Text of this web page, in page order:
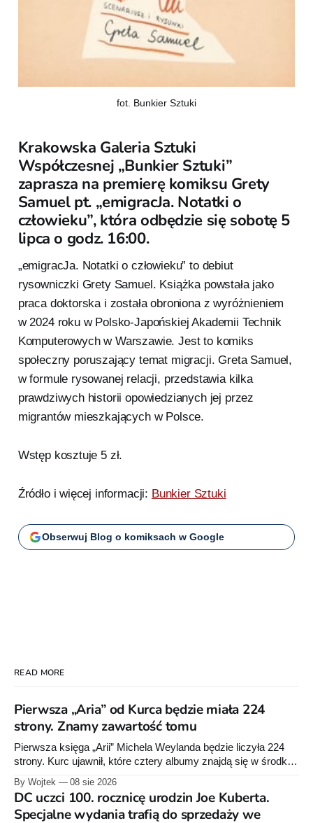
fot. Bunkier Sztuki
Krakowska Galeria Sztuki
Współczesnej „Bunkier Sztuki”
zaprasza na premierę komiksu Grety
Samuel pt. „emigracJa. Notatki o
człowieku”, która odbędzie się sobotę 5
lipca o godz. 16:00.
„emigracJa. Notatki o człowieku” to debiut
rysowniczki Grety Samuel. Książka powstała jako
praca doktorska i została obroniona z wyróżnieniem
w 2024 roku w Polsko-Japońskiej Akademii Technik
Komputerowych w Warszawie. Jest to komiks
społeczny poruszający temat migracji. Greta Samuel,
w formule rysowanej relacji, przedstawia kilka
prawdziwych historii opowiedzianych jej przez
migrantów mieszkających w Polsce.
Wstęp kosztuje 5 zł.
Źródło i więcej informacji: Bunkier Sztuki
Obserwuj Blog o komiksach w Google
READ MORE
Pierwsza „Aria” od Kurca będzie miała 224
strony. Znamy zawartość tomu
Pierwsza księga „Arii” Michela Weylanda będzie liczyła 224
strony. Kurc ujawnił, które cztery albumy znajdą się w środku i
By Wojtek 08 sie 2026
DC uczci 100. rocznicę urodzin Joe Kuberta.
Specjalne wydania trafią do sprzedaży we